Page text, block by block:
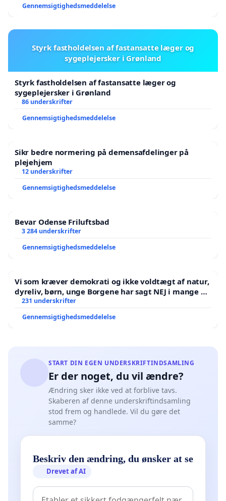
Gennemsigtighedsmeddelelse
Styrk fastholdelsen af fastansatte læger og
sygeplejersker i Grønland
Styrk fastholdelsen af fastansatte læger og
sygeplejersker i Grønland
86 underskrifter
Gennemsigtighedsmeddelelse
Sikr bedre normering på demensafdelinger på
plejehjem
12 underskrifter
Gennemsigtighedsmeddelelse
Bevar Odense Friluftsbad
3 284 underskrifter
Gennemsigtighedsmeddelelse
Vi som kræver demokrati og ikke voldtægt af natur,
dyreliv, børn, unge Borgene har sagt NEJ i mange år.
Der er
231 underskrifter
Gennemsigtighedsmeddelelse
START DIN EGEN UNDERSKRIFTINDSAMLING
Er der noget, du vil ændre?
Ændring sker ikke ved at forblive tavs.
Skaberen af denne underskriftindsamling
stod frem og handlede. Vil du gøre det
samme?
Beskriv den ændring, du ønsker at se
Drevet af AI